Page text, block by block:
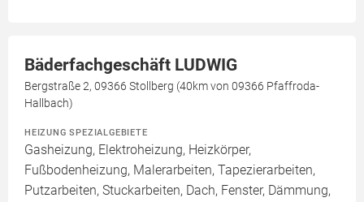
Bäderfachgeschäft LUDWIG
Bergstraße 2, 09366 Stollberg (40km von 09366 Pfaffroda-
Hallbach)
HEIZUNG SPEZIALGEBIETE
Gasheizung, Elektroheizung, Heizkörper,
Fußbodenheizung, Malerarbeiten, Tapezierarbeiten,
Putzarbeiten, Stuckarbeiten, Dach, Fenster, Dämmung,